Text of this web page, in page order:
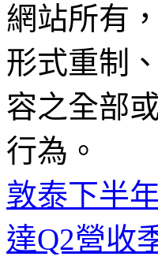
網站所有
形式重制
容之全部
行為。
敦泰下半
達Q2營收